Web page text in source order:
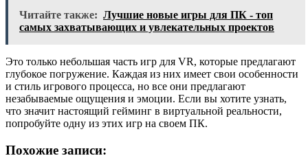
Читайте также: Лучшие новые игры для ПК - топ
самых захватывающих и увлекательных проектов
Это только небольшая часть игр для VR, которые предлагают
глубокое погружение. Каждая из них имеет свои особенности
и стиль игрового процесса, но все они предлагают
незабываемые ощущения и эмоции. Если вы хотите узнать,
что значит настоящий гейминг в виртуальной реальности,
попробуйте одну из этих игр на своем ПК.
Похожие записи: